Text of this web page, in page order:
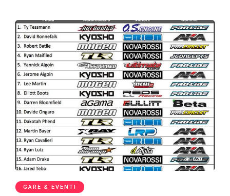
620
GARE & EVENTI